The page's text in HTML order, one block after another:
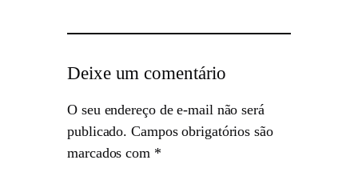
Deixe um comentário
O seu endereço de e-mail não será
publicado. Campos obrigatórios são
marcados com *